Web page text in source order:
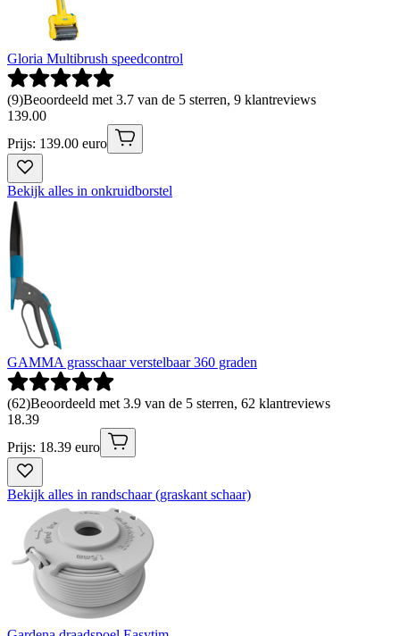
Gloria Multibrush speedcontrol
(9)Beoordeeld met 3.7 van de 5 sterren, 9 klantreviews
139.00
Prijs: 139.00 euro
Bekijk alles in onkruidborstel
GAMMA grasschaar verstelbaar 360 graden
(62)Beoordeeld met 3.9 van de 5 sterren, 62 klantreviews
18.39
Prijs: 18.39 euro
Bekijk alles in randschaar (graskant schaar)